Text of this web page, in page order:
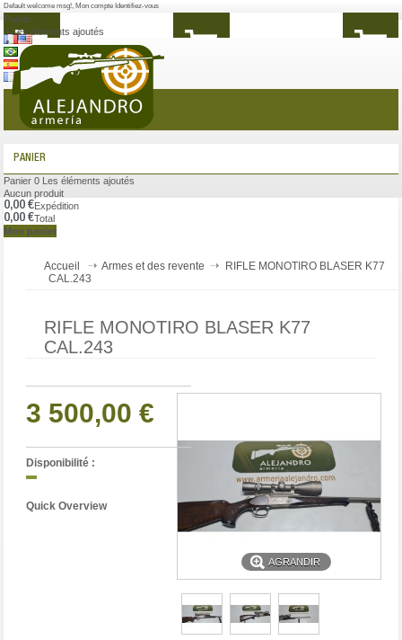
Default welcome msg!, Mon compte Identifiez-vous
Panier
0 Les éléments ajoutés
MENU
PANIER
Panier 0 Les éléments ajoutés
Aucun produit
0,00 €Expédition
0,00 €Total
Mon panier
Accueil Armes et des revente
RIFLE MONOTIRO BLASER K77
CAL.243
RIFLE MONOTIRO BLASER K77
CAL.243
AGRANDIR
3 500,00 €
Disponibilité :
Quick Overview